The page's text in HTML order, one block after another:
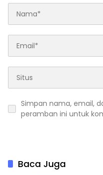
Simpan nama, email,
peramban ini untuk
Baca Juga